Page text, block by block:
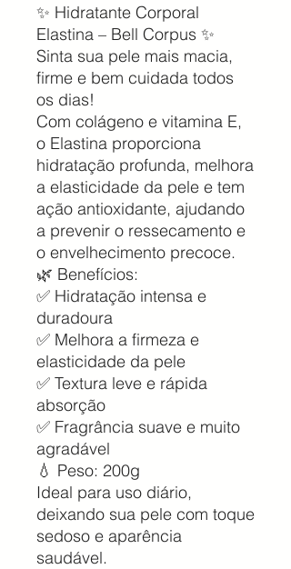
✨ Hidratante Corporal
Elastina – Bell Corpus ✨
Sinta sua pele mais macia,
firme e bem cuidada todos
os dias!
Com colágeno e vitamina E,
o Elastina proporciona
hidratação profunda, melhora
a elasticidade da pele e tem
ação antioxidante, ajudando
a prevenir o ressecamento e
o envelhecimento precoce.
🌿 Benefícios:
✅ Hidratação intensa e
duradoura
✅ Melhora a firmeza e
elasticidade da pele
✅ Textura leve e rápida
absorção
✅ Fragrância suave e muito
agradável
💧 Peso: 200g
Ideal para uso diário,
deixando sua pele com toque
sedoso e aparência
saudável.